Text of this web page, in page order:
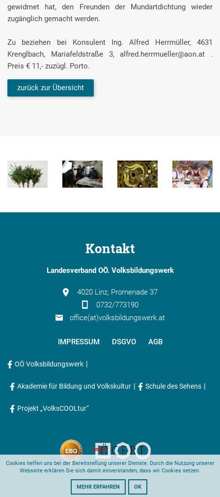
gewidmet hat, den Freunden der Mundartdichtung wieder
zugänglich gemacht werden.
Zu beziehen bei Konsulent Ing. Alfred Herrmüller, 4631
Krenglbach, Mariafeldstraße 3, alfred.herrmueller@aon.at .
Preis € 11,- zuzügl. Porto.
zurück zur Übersicht
Kontakt
Landesverband OÖ. Volksbildungswerk
4020 Linz, Promenade 37
0732/773190
office(at)volksbildungswerk.at
IMPRESSUM DSGVO AGB
OÖ Volksbildungswerk |
Akademie für Bildung und Volkskultur | Schule des Sehens |
Projekt „VolksCOOLtur“
Cookies helfen uns bei der Bereitstellung unserer Dienste. Durch die Nutzung unserer
Webseite erklären Sie sich damit einverstanden, dass wir Cookies setzen.
MEHR ERFAHREN OK